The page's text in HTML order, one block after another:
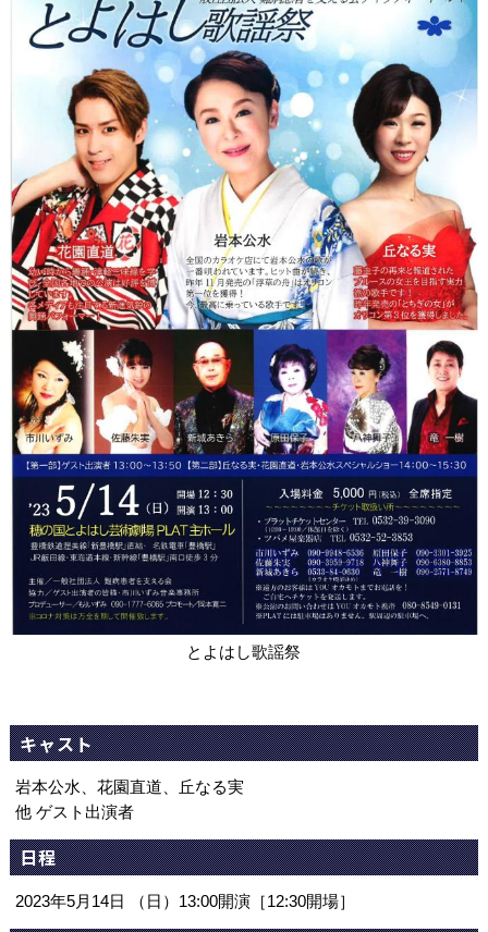
とよはし歌謡祭
キャスト
岩本公水、花園直道、丘なる実
他 ゲスト出演者
日程
2023年5月14日 （日）13:00開演［12:30開場］